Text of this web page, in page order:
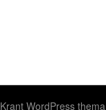
Krant WordPress thema